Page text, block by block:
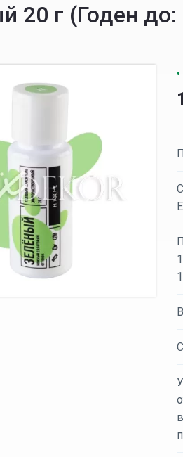
20 г (Годен до:
1